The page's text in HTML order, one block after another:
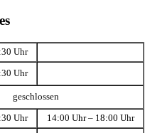
Uhr
Uhr
geschlossen
Uhr 14:00 Uhr – 18:00 Uhr